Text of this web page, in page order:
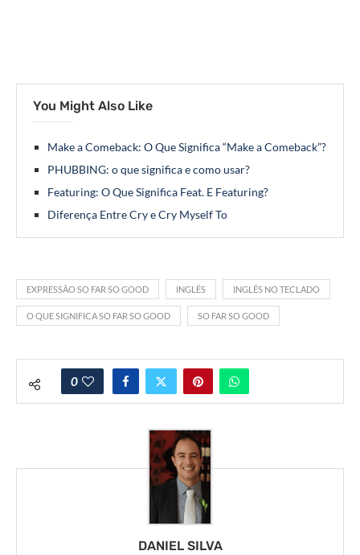
You Might Also Like
Make a Comeback: O Que Significa “Make a Comeback”?
PHUBBING: o que significa e como usar?
Featuring: O Que Significa Feat. E Featuring?
Diferença Entre Cry e Cry Myself To
EXPRESSÃO SO FAR SO GOOD INGLÊS INGLÊS NO TECLADO
O QUE SIGNIFICA SO FAR SO GOOD SO FAR SO GOOD
0
DANIEL SILVA